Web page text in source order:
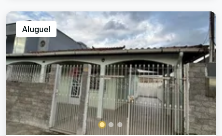
Parque das águas, ao Sesi, Senac, supermercado Máximo
e diversos comércios em geral. Valor do condomínio
aproximadamente de (500 reais).
Aluguel